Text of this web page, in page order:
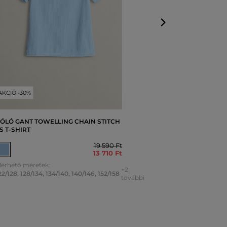
-30%
GANT TOWELLING CHAIN STITCH
T-SHIRT
19 590 Ft
13 710 Ft
méretek:
128, 128/134, 134/140, 140/146, 152/158
+2
további